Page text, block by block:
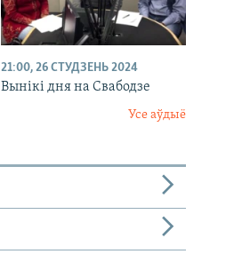
21:00, 26 СТУДЗЕНЬ 2024
Вынікі дня на Свабодзе
Усе аўдыё